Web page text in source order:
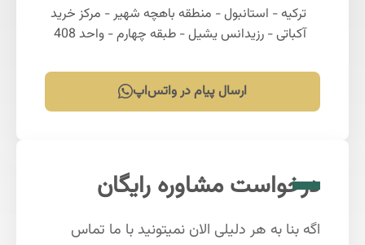
ترکیه - استانبول - منطقه باهچه شهیر - مرکز خرید
آکباتی - رزیدانس یشیل - طبقه چهارم - واحد 408
ارسال پیام در واتس‌اپ
درخواست مشاوره رایگان
اگه بنا به هر دلیلی الان نمیتونید با ما تماس